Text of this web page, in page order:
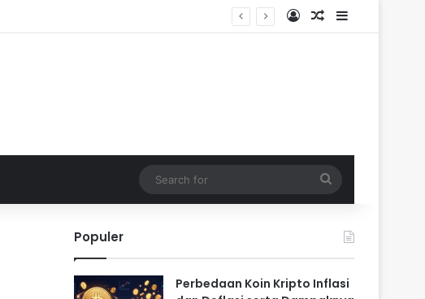
Log InRandom Article
Sidebar
for
Populer
Perbedaan Koin Kripto Inflasi